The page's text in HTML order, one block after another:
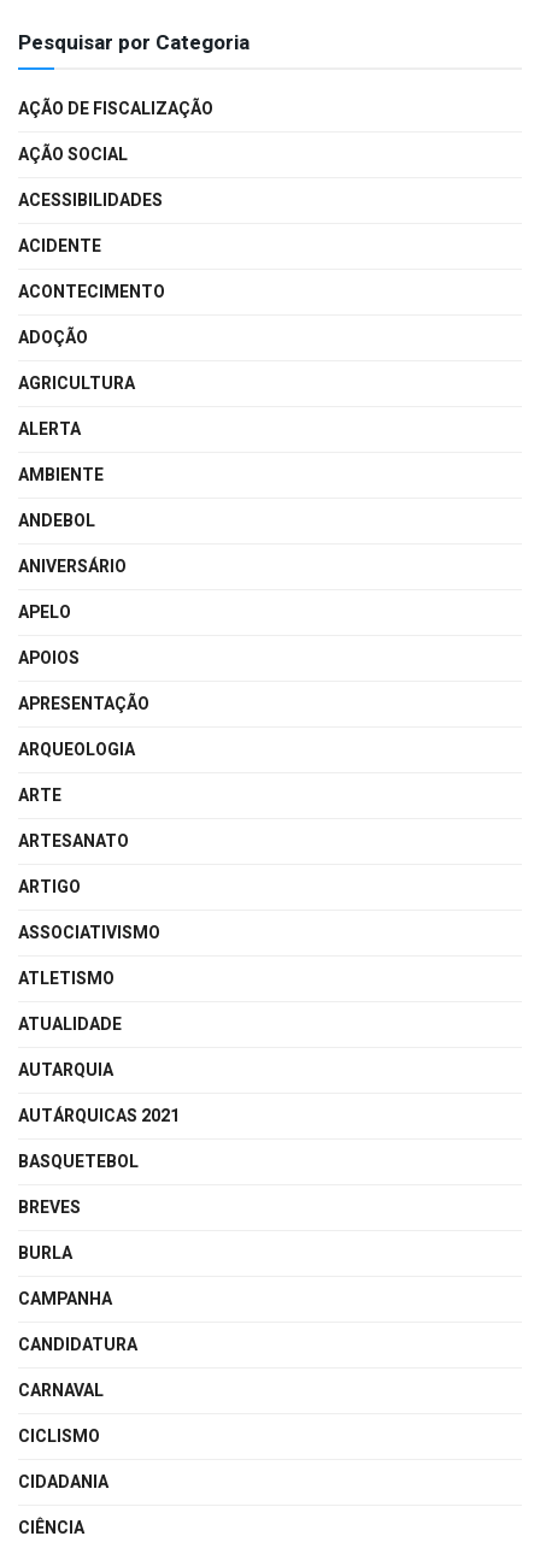
Pesquisar por Categoria
AÇÃO DE FISCALIZAÇÃO
AÇÃO SOCIAL
ACESSIBILIDADES
ACIDENTE
ACONTECIMENTO
ADOÇÃO
AGRICULTURA
ALERTA
AMBIENTE
ANDEBOL
ANIVERSÁRIO
APELO
APOIOS
APRESENTAÇÃO
ARQUEOLOGIA
ARTE
ARTESANATO
ARTIGO
ASSOCIATIVISMO
ATLETISMO
ATUALIDADE
AUTARQUIA
AUTÁRQUICAS 2021
BASQUETEBOL
BREVES
BURLA
CAMPANHA
CANDIDATURA
CARNAVAL
CICLISMO
CIDADANIA
CIÊNCIA